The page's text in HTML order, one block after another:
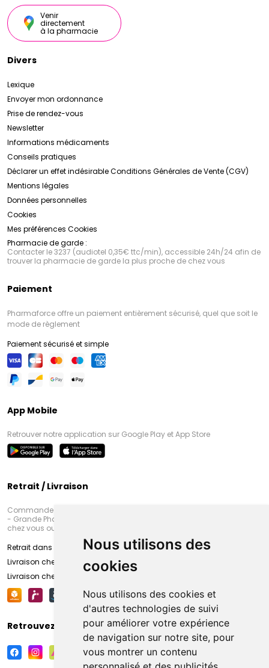
Nous utilisons des
cookies
Nous utilisons des cookies et
d'autres technologies de suivi
pour améliorer votre expérience
de navigation sur notre site, pour
vous montrer un contenu
Venir
directement
à la pharmacie
Divers
Lexique
Envoyer mon ordonnance
Prise de rendez-vous
Newsletter
Informations médicaments
Conseils pratiques
Déclarer un effet indésirableConditions Générales de Vente (CGV)
Mentions légales
Données personnelles
Cookies
Mes préférences Cookies
Pharmacie de garde :
Contacter le 3237 (audiotel 0,35€ ttc/min), accessible 24h/24 afin de
trouver la pharmacie de garde la plus proche de chez vous
Paiement
Pharmaforce offre un paiement entièrement sécurisé, quel que soit le
mode de règlement
Paiement sécurisé et simple
App Mobile
Retrouver notre application sur Google Play et App Store
Retrait / Livraison
Commandez en ligne et venez chercher votre commande à Amiens
- Grande Pharmacie d’Amiens (Fachon) ou recevez-là rapidement
chez vous ou en point retrait
Retrait dans la pharmacie d’Amiens
Livraison chez vous
Livraison chez votre commerçant
Retrouvez-nous sur vos réseaux sociaux